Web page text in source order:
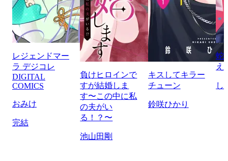
レジェンドマー
ラ デジコレ
DIGITAL
COMICS
おみけ
完結
負けヒロインで
すが結婚しま
す〜この中に私
の夫がい
る！？〜
池山田剛
キスしてキラー
チューン
鈴咲ひかり
蛇
え
し